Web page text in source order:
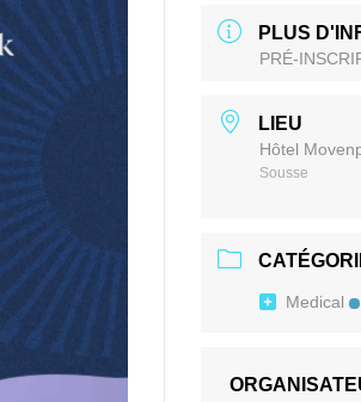
PLUS
PRÉ-
LIEU
Hôtel
Sousse
Medical